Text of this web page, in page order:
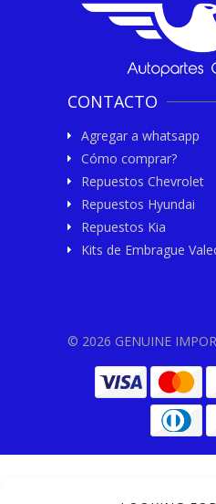
CONTACTO
Agregar a whatsapp
Cómo comprar?
Repuestos Chevrolet
Repuestos Hyundai
Repuestos Kia
Kits de Embrague
© 2026 GENUINE